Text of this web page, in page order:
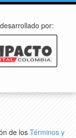
por:
de los Términos y